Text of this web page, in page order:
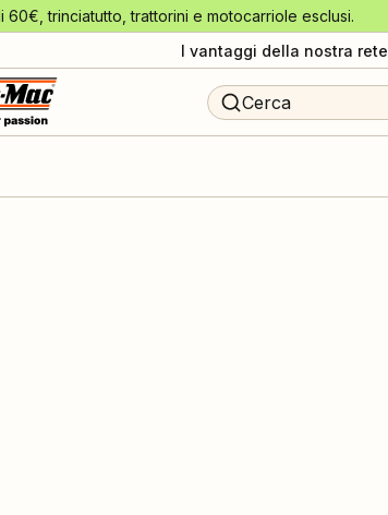
trinciatutto, trattorini e motocarriole esclusi.
I vantaggi della nostra rete
Cerca